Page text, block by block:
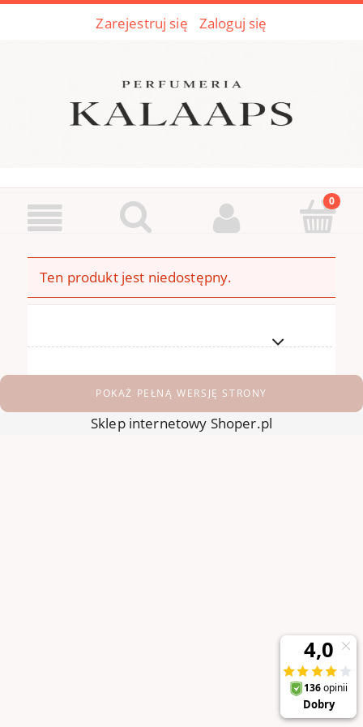
Zarejestruj się Zaloguj się
Ten produkt jest niedostępny.
POKAŻ PEŁNĄ WERSJĘ STRONY
Sklep internetowy Shoper.pl